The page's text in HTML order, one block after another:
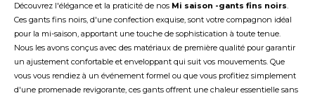
Découvrez l'élégance et la praticité de nos Mi saison -gants fins noirs.
Ces gants fins noirs, d'une confection exquise, sont votre compagnon idéal
pour la mi-saison, apportant une touche de sophistication à toute tenue.
Nous les avons conçus avec des matériaux de première qualité pour garantir
un ajustement confortable et enveloppant qui suit vos mouvements. Que
vous vous rendiez à un événement formel ou que vous profitiez simplement
d'une promenade revigorante, ces gants offrent une chaleur essentielle sans